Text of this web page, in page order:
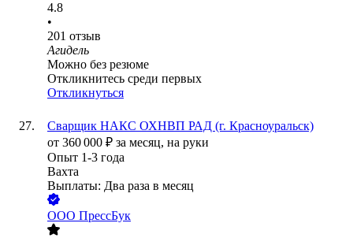
4.8
•
201 отзыв
Агидель
Можно без резюме
Откликнитесь среди первых
Откликнуться
Сварщик НАКС ОХНВП РАД (г. Красноуральск)
от 360 000 ₽ за месяц, на руки
Опыт 1-3 года
Вахта
Выплаты: Два раза в месяц
ООО ПрессБук